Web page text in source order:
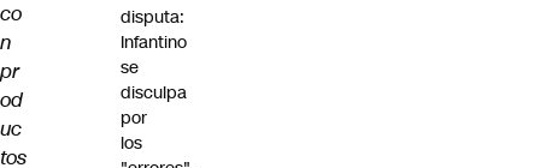
co
n
pr
od
uc
tos
disputa:
Infantino
se
disculpa
por
los